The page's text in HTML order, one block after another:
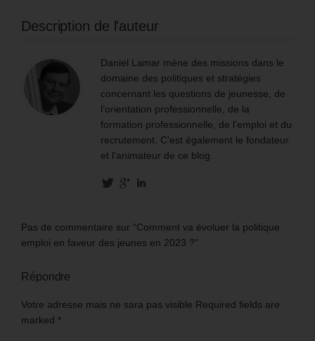
Description de l'auteur
Daniel Lamar mène des missions dans le
domaine des politiques et stratégies
concernant les questions de jeunesse, de
l’orientation professionnelle, de la
formation professionnelle, de l’emploi et du
recrutement. C'est également le fondateur
et l'animateur de ce blog.
Pas de commentaire sur “Comment va évoluer la politique
emploi en faveur des jeunes en 2023 ?”
Répondre
Votre adresse mais ne sara pas visible Required fields are
marked *